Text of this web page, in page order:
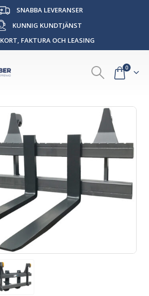
SNABBA LEVERANSER
KUNNIG KUNDTJÄNST
KORT, FAKTURA OCH LEASING
0